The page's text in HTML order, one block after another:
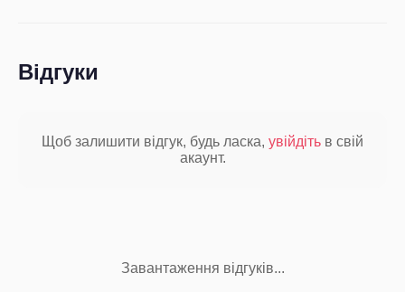
Відгуки
Щоб залишити відгук, будь ласка, увійдіть в свій
акаунт.
Завантаження відгуків...